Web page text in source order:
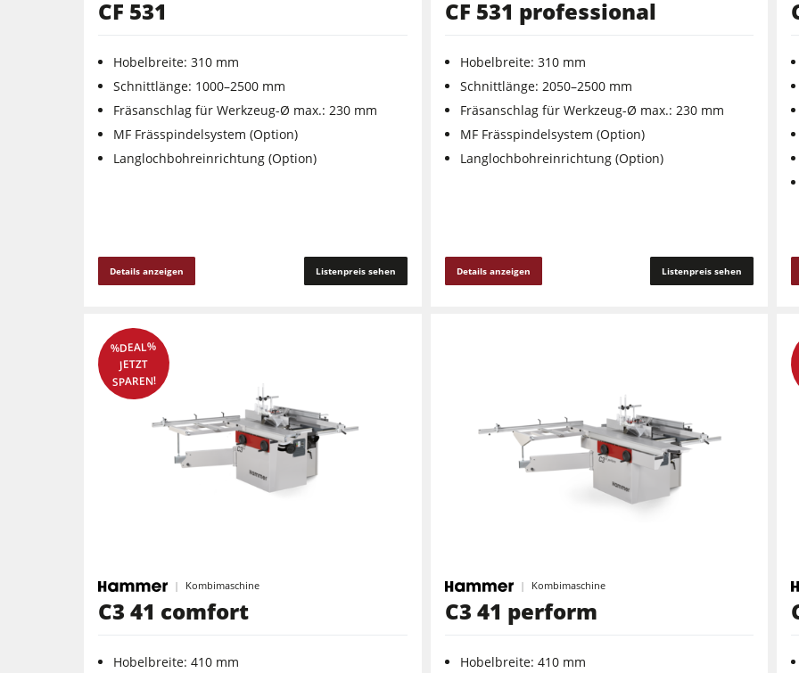
CF 531
Hobelbreite: 310 mm
Schnittlänge: 1000–2500 mm
Fräsanschlag für Werkzeug-Ø max.: 230 mm
MF Frässpindelsystem (Option)
Langlochbohreinrichtung (Option)
Details anzeigen Listenpreis sehen
CF 531 professional
Hobelbreite: 310 mm
Schnittlänge: 2050–2500 mm
Fräsanschlag für Werkzeug-Ø max.: 230 mm
MF Frässpindelsystem (Option)
Langlochbohreinrichtung (Option)
Details anzeigen Listenpreis sehen
%DEAL%
JETZT
SPAREN!
Kombimaschine
C3 41 comfort
Hobelbreite: 410 mm
Kombimaschine
C3 41 perform
Hobelbreite: 410 mm